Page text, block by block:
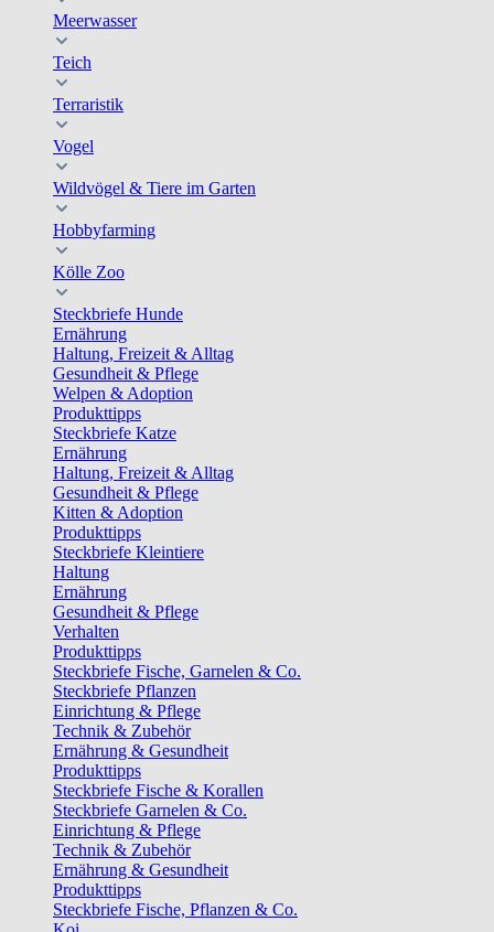
Meerwasser
Teich
Terraristik
Vogel
Wildvögel & Tiere im Garten
Hobbyfarming
Kölle Zoo
Steckbriefe Hunde
Ernährung
Haltung, Freizeit & Alltag
Gesundheit & Pflege
Welpen & Adoption
Produkttipps
Steckbriefe Katze
Ernährung
Haltung, Freizeit & Alltag
Gesundheit & Pflege
Kitten & Adoption
Produkttipps
Steckbriefe Kleintiere
Haltung
Ernährung
Gesundheit & Pflege
Verhalten
Produkttipps
Steckbriefe Fische, Garnelen & Co.
Steckbriefe Pflanzen
Einrichtung & Pflege
Technik & Zubehör
Ernährung & Gesundheit
Produkttipps
Steckbriefe Fische & Korallen
Steckbriefe Garnelen & Co.
Einrichtung & Pflege
Technik & Zubehör
Ernährung & Gesundheit
Produkttipps
Steckbriefe Fische, Pflanzen & Co.